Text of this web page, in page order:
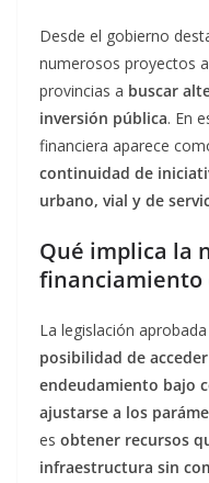
Desde el gobierno
numerosos proyectos
provincias a buscar
inversión pública. En
financiera aparece
continuidad de
urbano, vial y de
Qué implica la
financiamiento
La legislación
posibilidad de
endeudamiento bajo
ajustarse a los
es obtener recursos
infraestructura sin